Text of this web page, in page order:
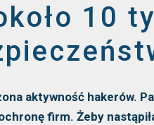
10
aktywność hakerów.
firm. Żeby